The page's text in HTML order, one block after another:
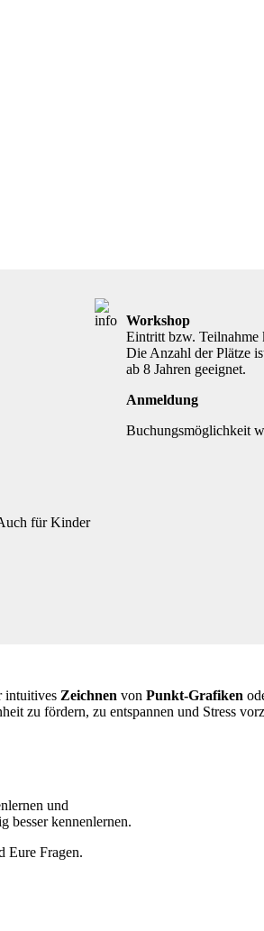
Workshop
Eintritt bzw. Teilnahme
Die Anzahl der Plätze
ab 8 Jahren geeignet.
Anmeldung
Buchungsmöglichkeit
für Kinder
intuitives Zeichnen von Punkt-Grafiken
zu fördern, zu entspannen und Stress
und
besser kennenlernen.
Eure Fragen.